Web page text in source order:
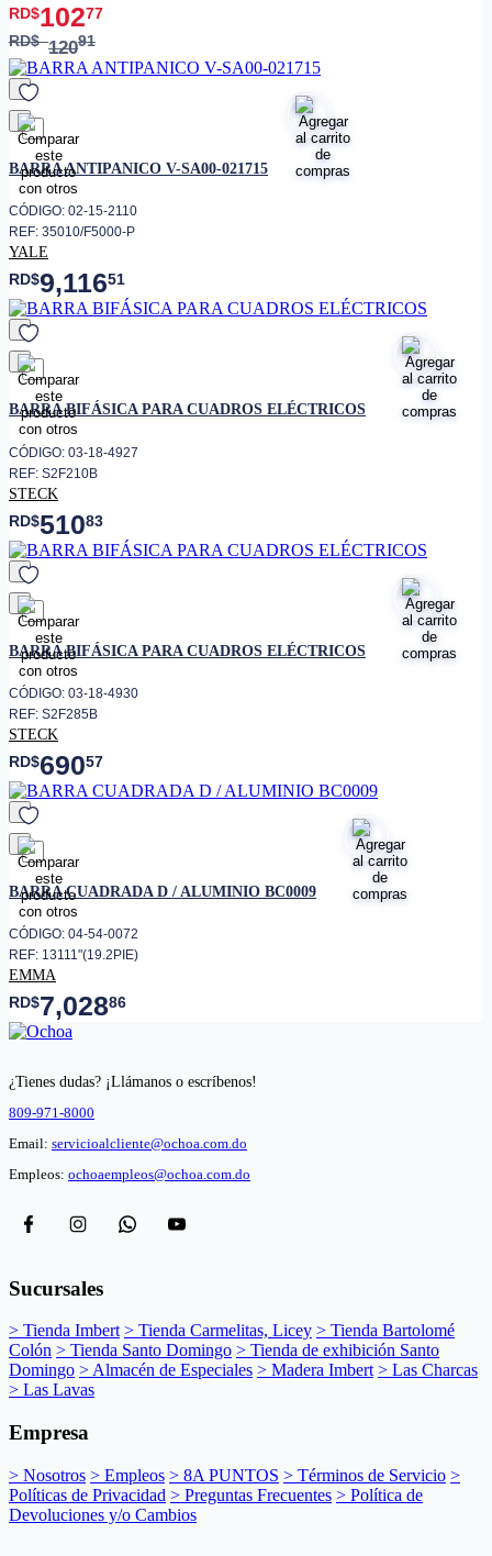
RD$10277
RD$12091
favorito
BARRA ANTIPANICO V-SA00-021715
CÓDIGO: 02-15-2110
REF: 35010/F5000-P
YALE
RD$9,11651
favorito
BARRA BIFÁSICA PARA CUADROS ELÉCTRICOS
CÓDIGO: 03-18-4927
REF: S2F210B
STECK
RD$51083
favorito
BARRA BIFÁSICA PARA CUADROS ELÉCTRICOS
CÓDIGO: 03-18-4930
REF: S2F285B
STECK
RD$69057
favorito
BARRA CUADRADA D / ALUMINIO BC0009
CÓDIGO: 04-54-0072
REF: 13111"(19.2PIE)
EMMA
RD$7,02886
¿Tienes dudas? ¡Llámanos o escríbenos!
809-971-8000
Email: servicioalcliente@ochoa.com.do
Empleos: ochoaempleos@ochoa.com.do
Sucursales
> Tienda Imbert > Tienda Carmelitas, Licey > Tienda Bartolomé
Colón > Tienda Santo Domingo > Tienda de exhibición Santo
Domingo > Almacén de Especiales > Madera Imbert > Las Charcas
> Las Lavas
Empresa
> Nosotros > Empleos > 8A PUNTOS > Términos de Servicio >
Políticas de Privacidad > Preguntas Frecuentes > Política de
Devoluciones y/o Cambios